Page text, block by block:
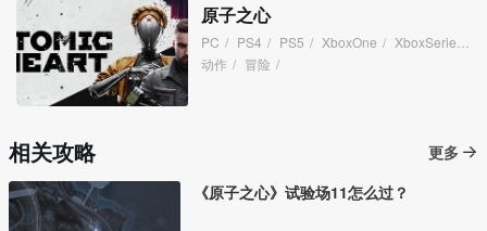
原子之心
PC / PS4 / PS5 / XboxOne / XboxSeries
动作 / 冒险 /
相关攻略
更多
《原子之心》试验场11怎么过？